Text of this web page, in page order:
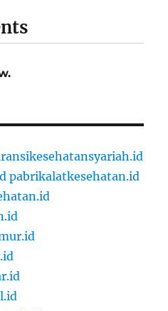
pabrikalatkesehatan.id